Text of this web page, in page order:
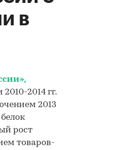
в
2014 гг.
2013
рост
товаров-